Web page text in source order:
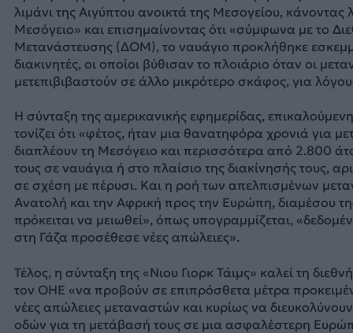
λιμάνι της Αιγύπτου ανοικτά της Μεσογείου, κάνοντας
Μεσόγειο» και επισημαίνοντας ότι «σύμφωνα με το
Μετανάστευσης (ΔΟΜ), το ναυάγιο προκλήθηκε
διακινητές, οι οποίοι βύθισαν το πλοιάριο όταν οι
μετεπιβιβαστούν σε άλλο μικρότερο σκάφος, για
Η σύνταξη της αμερικανικής εφημερίδας,
τονίζει ότι «φέτος, ήταν μια θανατηφόρα χρονιά για
διαπλέουν τη Μεσόγειο και περισσότερα από 2.800
τους σε ναυάγια ή στο πλαίσιο της διακίνησής τους,
σε σχέση με πέρυσι. Και η ροή των απελπισμένων
Ανατολή και την Αφρική προς την Ευρώπη, διαμέσου
πρόκειται να μειωθεί», όπως υπογραμμίζεται,
στη Γάζα προσέθεσε νέες απώλειες».
Τέλος, η σύνταξη της «Νιου Γιορκ Τάιμς» καλεί τη
τον ΟΗΕ «να προβούν σε επιπρόσθετα μέτρα
νέες απώλειες μεταναστών και κυρίως να
οδών για τη μετάβασή τους σε μια ασφαλέστερη